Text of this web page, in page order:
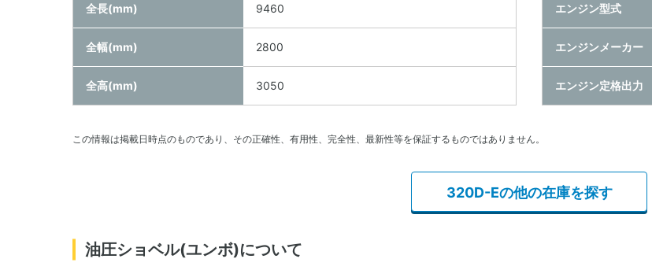
全長(mm) 9460
全幅(mm) 2800
全高(mm) 3050
エンジン型式
エンジンメーカー
エンジン定格出力
この情報は掲載日時点のものであり、その正確性、有用性、完全性、最新性等を保証するものではありません。
320D-Eの他の在庫を探す
油圧ショベル(ユンボ)について